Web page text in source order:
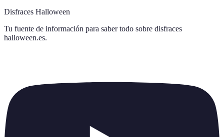
Disfraces Halloween
Tu fuente de información para saber todo sobre disfraces
halloween.es.